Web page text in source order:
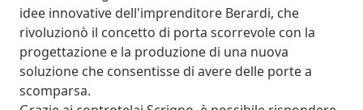
idee innovative dell'imprenditore Berardi, che
rivoluzionò il concetto di porta scorrevole con la
progettazione e la produzione di una nuova
soluzione che consentisse di avere delle porte a
scomparsa.